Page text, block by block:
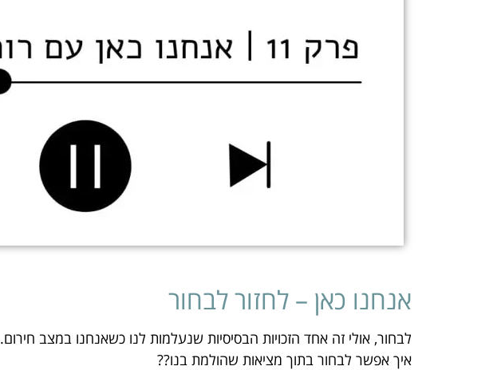
אנחנו כאן – לחזור לבחור
לבחור, אולי זה אחד הזכויות הבסיסיות שנעלמות לנו כשאנחנו במצב חירום.
איך אפשר לבחור בתוך מציאות שהולמת בנו??